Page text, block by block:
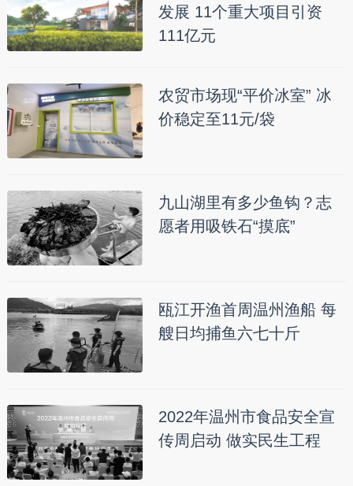
发展 11个重大项目引资
111亿元
农贸市场现“平价冰室” 冰
价稳定至11元/袋
九山湖里有多少鱼钩？志
愿者用吸铁石“摸底”
瓯江开渔首周温州渔船 每
艘日均捕鱼六七十斤
2022年温州市食品安全宣
传周启动 做实民生工程